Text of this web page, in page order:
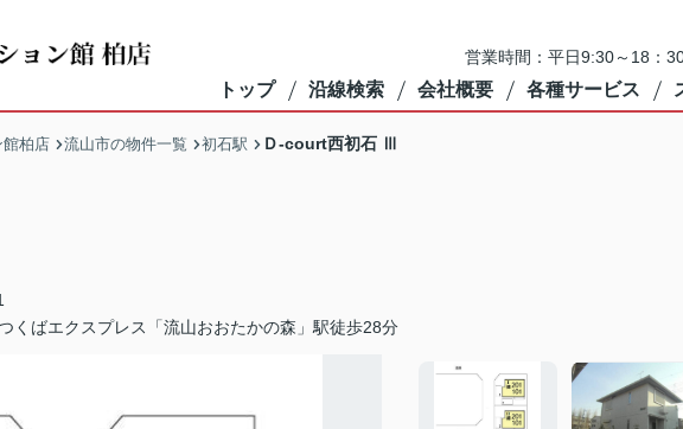
営業時間：平日9:30～18
トップ 沿線検索 会社概要 各種サービス
館柏店 流山市の物件一覧 初石駅 Ｄ-court西初石 Ⅲ
くばエクスプレス「流山おおたかの森」駅徒歩28分